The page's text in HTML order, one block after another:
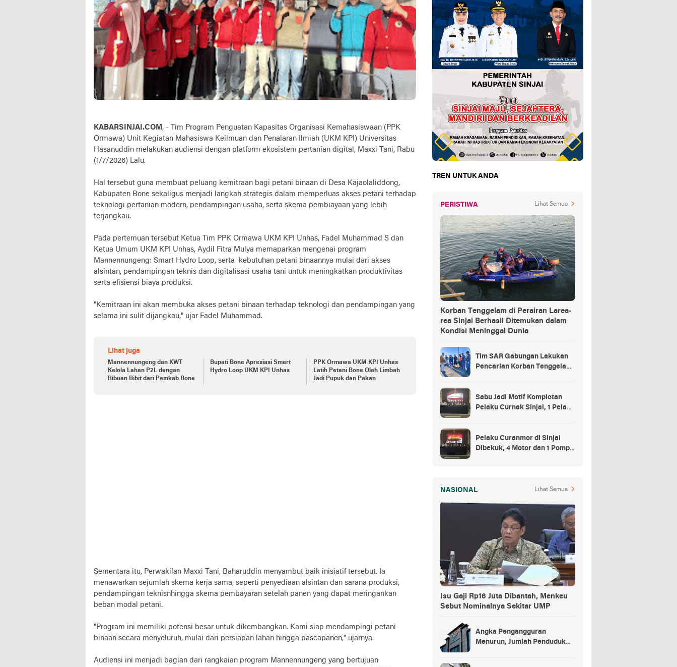
KABARSINJAI.COM, - Tim Program Penguatan Kapasitas Organisasi Kemahasiswaan (PPK
Ormawa) Unit Kegiatan Mahasiswa Keilmuan dan Penalaran Ilmiah (UKM KPI) Universitas
Hasanuddin melakukan audiensi dengan platform ekosistem pertanian digital, Maxxi Tani, Rabu
(1/7/2026) Lalu.
Hal tersebut guna membuat peluang kemitraan bagi petani binaan di Desa Kajaolaliddong,
Kabupaten Bone sekaligus menjadi langkah strategis dalam memperluas akses petani terhadap
teknologi pertanian modern, pendampingan usaha, serta skema pembiayaan yang lebih
terjangkau.
Pada pertemuan tersebut Ketua Tim PPK Ormawa UKM KPI Unhas, Fadel Muhammad S dan
Ketua Umum UKM KPI Unhas, Aydil Fitra Mulya memaparkan mengenai program
Mannennungeng: Smart Hydro Loop, serta kebutuhan petani binaannya mulai dari akses
alsintan, pendampingan teknis dan digitalisasi usaha tani untuk meningkatkan produktivitas
serta efisiensi biaya produksi.
"Kemitraan ini akan membuka akses petani binaan terhadap teknologi dan pendampingan yang
selama ini sulit dijangkau," ujar Fadel Muhammad.
Lihat juga
Mannennungeng dan KWT
Kelola Lahan P2L dengan
Ribuan Bibit dari Pemkab Bone
Bupati Bone Apresiasi Smart
Hydro Loop UKM KPI Unhas
PPK Ormawa UKM KPI Unhas
Latih Petani Bone Olah Limbah
Jadi Pupuk dan Pakan
Sementara itu, Perwakilan Maxxi Tani, Baharuddin menyambut baik inisiatif tersebut. Ia
menawarkan sejumlah skema kerja sama, seperti penyediaan alsintan dan sarana produksi,
pendampingan teknisnhingga skema pembayaran setelah panen yang dapat meringankan
beban modal petani.
"Program ini memiliki potensi besar untuk dikembangkan. Kami siap mendampingi petani
binaan secara menyeluruh, mulai dari persiapan lahan hingga pascapanen," ujarnya.
Audiensi ini menjadi bagian dari rangkaian program Mannennungeng yang bertujuan
TREN UNTUK ANDA
PERISTIWA Lihat Semua
Korban Tenggelam di Perairan Larea-
rea Sinjai Berhasil Ditemukan dalam
Kondisi Meninggal Dunia
Tim SAR Gabungan Lakukan
Pencarian Korban Tenggelam
Sabu Jadi Motif Komplotan
Pelaku Curnak Sinjai, 1 Pelaku
Pelaku Curanmor di Sinjai
Dibekuk, 4 Motor dan 1 Pompa
NASIONAL Lihat Semua
Isu Gaji Rp16 Juta Dibantah, Menkeu
Sebut Nominalnya Sekitar UMP
Angka Pengangguran
Menurun, Jumlah Penduduk